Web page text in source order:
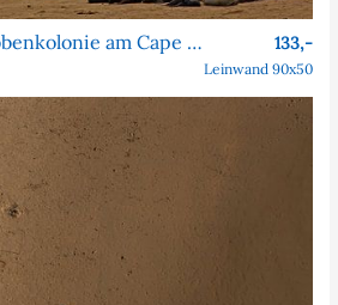
Wildes Leben – Robbenkolonie am Cape Cross 133,-
Leinwand 90x50